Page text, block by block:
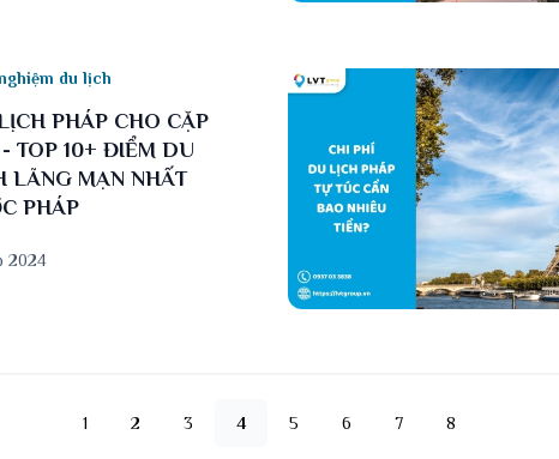
du lịch
PHÁP CHO CẶP
TOP 10+ ĐIỂM DU
LÃNG MẠN NHẤT
PHÁP
2024
1 2 3 4 5 6 7 8